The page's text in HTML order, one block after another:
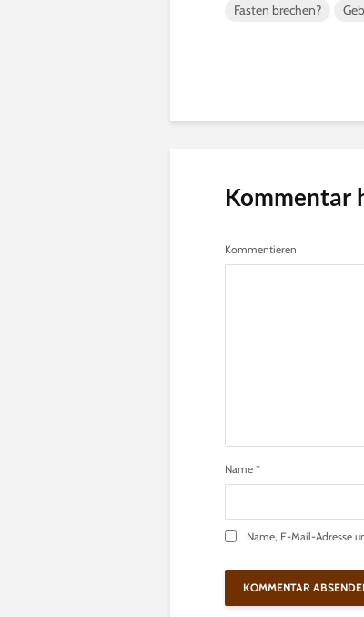
Fasten brechen?
Kommentar
Kommentieren
Name *
Name, E-Mail-Adresse